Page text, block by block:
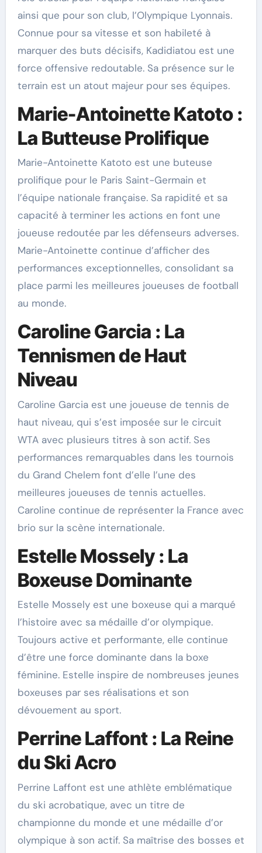
ainsi que pour son club, l’Olympique Lyonnais.
Connue pour sa vitesse et son habileté à
marquer des buts décisifs, Kadidiatou est une
force offensive redoutable. Sa présence sur le
terrain est un atout majeur pour ses équipes.
Marie-Antoinette Katoto :
La Butteuse Prolifique
Marie-Antoinette Katoto est une buteuse
prolifique pour le Paris Saint-Germain et
l’équipe nationale française. Sa rapidité et sa
capacité à terminer les actions en font une
joueuse redoutée par les défenseurs adverses.
Marie-Antoinette continue d’afficher des
performances exceptionnelles, consolidant sa
place parmi les meilleures joueuses de football
au monde.
Caroline Garcia : La
Tennismen de Haut
Niveau
Caroline Garcia est une joueuse de tennis de
haut niveau, qui s’est imposée sur le circuit
WTA avec plusieurs titres à son actif. Ses
performances remarquables dans les tournois
du Grand Chelem font d’elle l’une des
meilleures joueuses de tennis actuelles.
Caroline continue de représenter la France avec
brio sur la scène internationale.
Estelle Mossely : La
Boxeuse Dominante
Estelle Mossely est une boxeuse qui a marqué
l’histoire avec sa médaille d’or olympique.
Toujours active et performante, elle continue
d’être une force dominante dans la boxe
féminine. Estelle inspire de nombreuses jeunes
boxeuses par ses réalisations et son
dévouement au sport.
Perrine Laffont : La Reine
du Ski Acro
Perrine Laffont est une athlète emblématique
du ski acrobatique, avec un titre de
championne du monde et une médaille d’or
olympique à son actif. Sa maîtrise des bosses et